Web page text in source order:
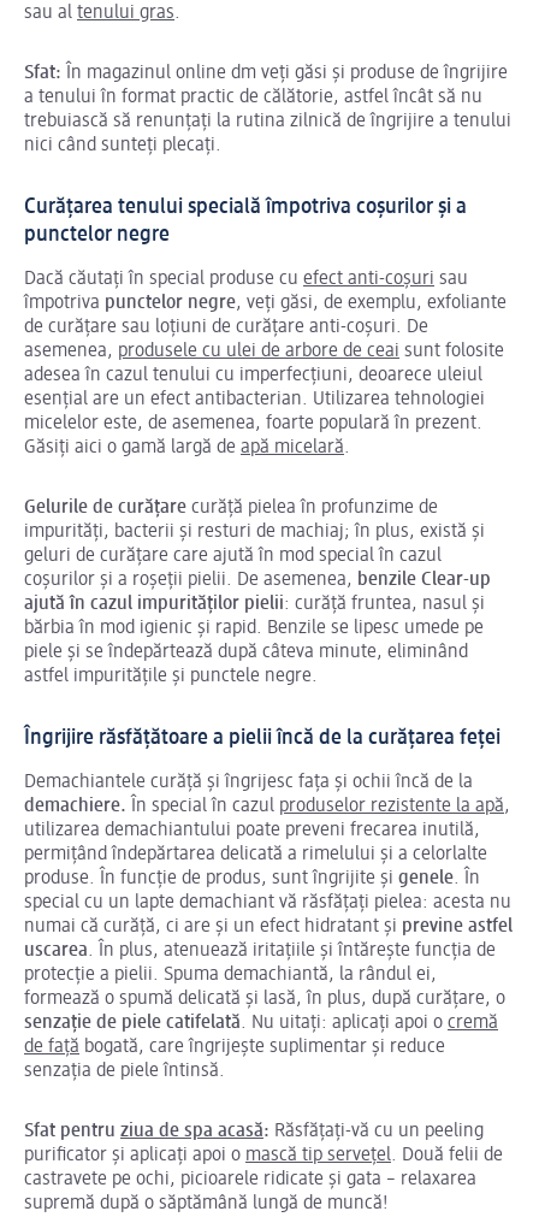
sau al tenului gras.
Sfat:
În magazinul online dm veți găsi și produse de îngrijire
a tenului în format practic de călătorie, astfel încât să nu
trebuiască să renunțați la rutina zilnică de îngrijire a tenului
nici când sunteți plecați.
Curățarea tenului specială împotriva coșurilor și a
punctelor negre
Dacă căutați în special produse cu efect anti-coșuri sau
împotriva punctelor negre, veți găsi, de exemplu, exfoliante
de curățare sau loțiuni de curățare anti-coșuri. De
asemenea, produsele cu ulei de arbore de ceai sunt folosite
adesea în cazul tenului cu imperfecțiuni, deoarece uleiul
esențial are un efect antibacterian. Utilizarea tehnologiei
micelelor este, de asemenea, foarte populară în prezent.
Găsiți aici o gamă largă de apă micelară.
Gelurile de curățare curăță pielea în profunzime de
impurități, bacterii și resturi de machiaj; în plus, există și
geluri de curățare care ajută în mod special în cazul
coșurilor și a roșeții pielii. De asemenea, benzile Clear-up
ajută în cazul impurităților pielii: curăță fruntea, nasul și
bărbia în mod igienic și rapid. Benzile se lipesc umede pe
piele și se îndepărtează după câteva minute, eliminând
astfel impuritățile și punctele negre.
Îngrijire răsfățătoare a pielii încă de la curățarea feței
Demachiantele curăță și îngrijesc fața și ochii încă de la
demachiere.
În special în cazul produselor rezistente la apă,
utilizarea demachiantului poate preveni frecarea inutilă,
permițând îndepărtarea delicată a rimelului și a celorlalte
produse. În funcție de produs, sunt îngrijite și genele. În
special cu un lapte demachiant vă răsfățați pielea: acesta nu
numai că curăță, ci are și un efect hidratant și previne astfel
uscarea. În plus, atenuează iritațiile și întărește funcția de
protecție a pielii. Spuma demachiantă, la rândul ei,
formează o spumă delicată și lasă, în plus, după curățare, o
senzație de piele catifelată. Nu uitați: aplicați apoi o cremă
de față bogată, care îngrijește suplimentar și reduce
senzația de piele întinsă.
Sfat pentru ziua de spa acasă: Răsfățați-vă cu un peeling
purificator și aplicați apoi o mască tip servețel. Două felii de
castravete pe ochi, picioarele ridicate și gata – relaxarea
supremă după o săptămână lungă de muncă!